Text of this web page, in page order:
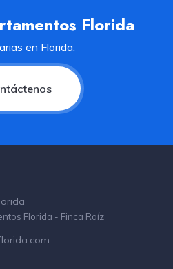
Florida
en Florida.
Florida - Finca Raíz